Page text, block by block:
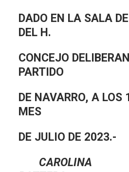
DADO EN LA SALA
DEL H.
CONCEJO
PARTIDO
DE NAVARRO, A LOS
MES
DE JULIO DE 2023.-
CAROLINA